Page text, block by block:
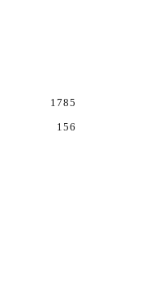
1785
156